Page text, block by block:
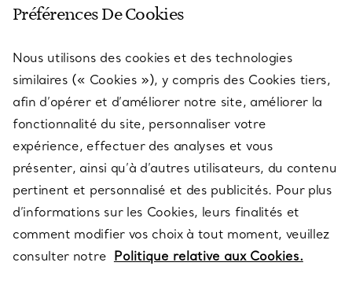
SERVICES
À PROPOS
QUESTIONS LÉGALES
SUIVEZ-NOUS
Préférences De Cookies
Nous utilisons des cookies et des technologies
similaires (« Cookies »), y compris des Cookies tiers,
afin d’opérer et d’améliorer notre site, améliorer la
fonctionnalité du site, personnaliser votre
expérience, effectuer des analyses et vous
présenter, ainsi qu’à d’autres utilisateurs, du contenu
pertinent et personnalisé et des publicités. Pour plus
d’informations sur les Cookies, leurs finalités et
comment modifier vos choix à tout moment, veuillez
consulter notre Politique relative aux Cookies.